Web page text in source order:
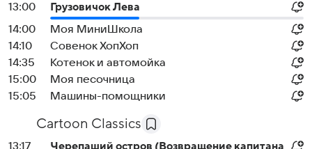
13:00
Грузовичок Лева
14:00
Моя МиниШкола
14:10
Совенок ХопХоп
14:35
Котенок и автомойка
15:00
Моя песочница
15:05
Машины-помощники
Cartoon Classics
13:17
Черепаший остров (Возвращение капитана